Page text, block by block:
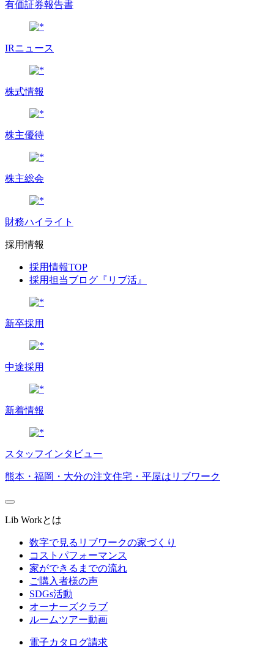
有価証券報告書
IRニュース
株式情報
株主優待
株主総会
財務ハイライト
採用情報
採用情報TOP
採用担当ブログ『リブ活』
新卒採用
中途採用
新着情報
スタッフインタビュー
熊本・福岡・大分の注文住宅・平屋はリブワーク
Lib Workとは
数字で見るリブワークの家づくり
コストパフォーマンス
家ができるまでの流れ
ご購入者様の声
SDGs活動
オーナーズクラブ
ルームツアー動画
電子カタログ請求